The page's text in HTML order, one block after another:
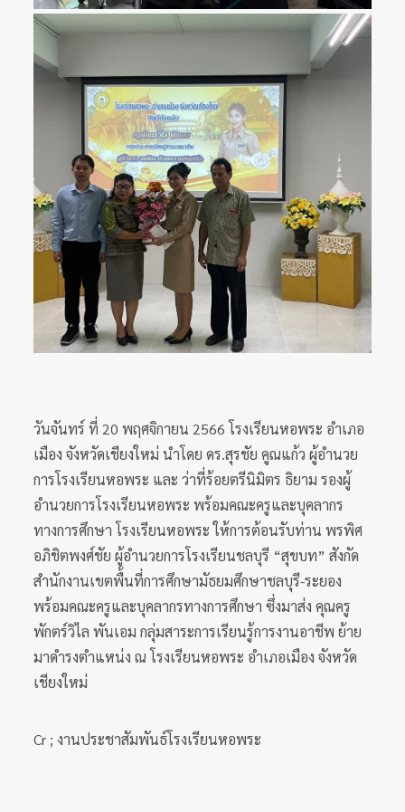
วันจันทร์ ที่ 20 พฤศจิกายน 2566 โรงเรียนหอพระ อำเภอ
เมือง จังหวัดเชียงใหม่ นำโดย ดร.สุรชัย คูณแก้ว ผู้อำนวย
การโรงเรียนหอพระ และ ว่าที่ร้อยตรีนิมิตร ธิยาม รองผู้
อำนวยการโรงเรียนหอพระ พร้อมคณะครูและบุคลากร
ทางการศึกษา โรงเรียนหอพระ ให้การต้อนรับท่าน พรพิศ
อภิชิตพงศ์ชัย ผู้อำนวยการโรงเรียนชลบุรี “สุขบท” สังกัด
สำนักงานเขตพื้นที่การศึกษามัธยมศึกษาชลบุรี-ระยอง
พร้อมคณะครูและบุคลากรทางการศึกษา ซึ่งมาส่ง คุณครู
พักตร์วิไล พันเอม กลุ่มสาระการเรียนรู้การงานอาชีพ ย้าย
มาดำรงตำแหน่ง ณ โรงเรียนหอพระ อำเภอเมือง จังหวัด
เชียงใหม่
Cr ; งานประชาสัมพันธ์โรงเรียนหอพระ